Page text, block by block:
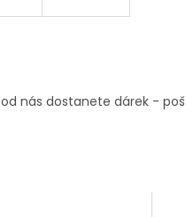
od nás dostanete dárek -